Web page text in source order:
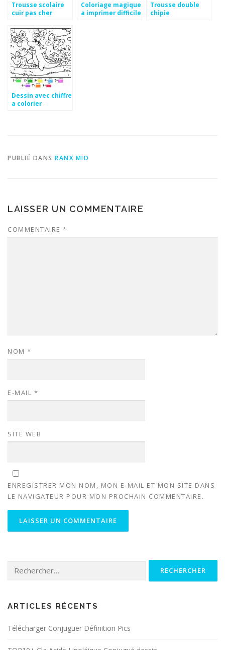
Trousse scolaire
cuir pas cher
Coloriage magique
a imprimer difficile
Trousse double
chipie
Dessin avec chiffre
a colorier
PUBLIÉ DANS RANX MID
LAISSER UN COMMENTAIRE
COMMENTAIRE *
NOM *
E-MAIL *
SITE WEB
ENREGISTRER MON NOM, MON E-MAIL ET MON SITE DANS
LE NAVIGATEUR POUR MON PROCHAIN COMMENTAIRE.
ARTICLES RÉCENTS
Télécharger Conjuguer Définition Pics